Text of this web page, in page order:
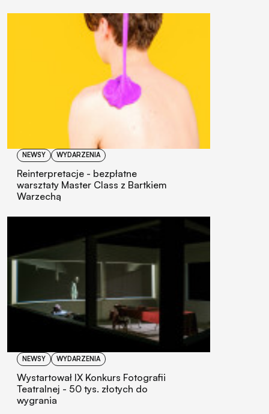
NEWSY WYDARZENIA
Reinterpretacje - bezpłatne
warsztaty Master Class z Bartkiem
Warzechą
NEWSY WYDARZENIA
Wystartował IX Konkurs Fotografii
Teatralnej - 50 tys. złotych do
wygrania